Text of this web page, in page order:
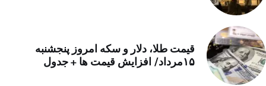
قیمت طلا، دلار و سکه امروز پنجشنبه
۱۵مرداد/ افزایش قیمت ها + جدول